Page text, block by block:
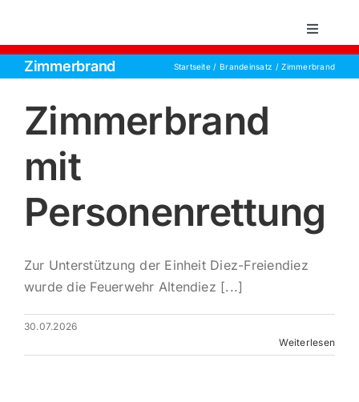
springen
Toggle
Aktive
Kontakt
Zimmerbrand Startseite Brandeinsatz Zimmerbrand
Zimmerbrand
mit
Personenrettung
Zur Unterstützung der Einheit Diez-Freiendiez
wurde die Feuerwehr Altendiez [...]
30.07.2026
Weiterlesen